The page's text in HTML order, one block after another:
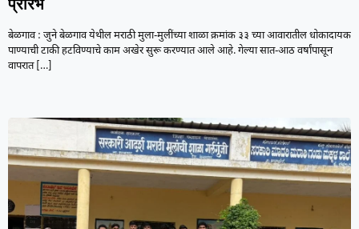
प्रारंभ
बेळगाव : जुने बेळगाव येथील मराठी मुला-मुलींच्या शाळा क्रमांक ३३ च्या आवारातील धोकादायक
पाण्याची टाकी हटविण्याचे काम अखेर सुरू करण्यात आले आहे. गेल्या सात-आठ वर्षांपासून
वापरात[…]